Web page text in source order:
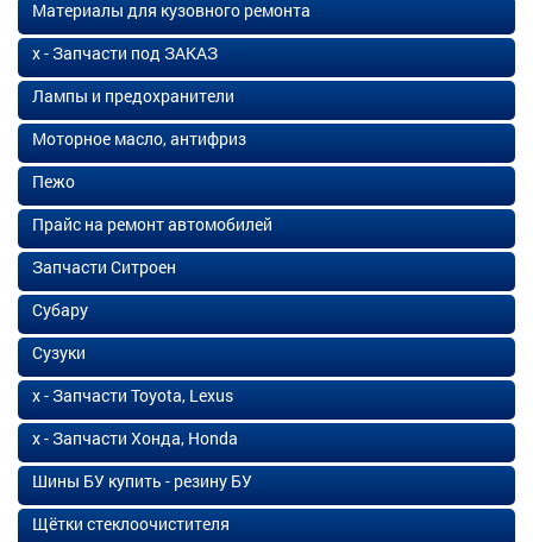
Материалы для кузовного ремонта
х - Запчасти под ЗАКАЗ
Лампы и предохранители
Моторное масло, антифриз
Пежо
Прайс на ремонт автомобилей
Запчасти Ситроен
Субару
Сузуки
х - Запчасти Toyota, Lexus
х - Запчасти Хонда, Honda
Шины БУ купить - резину БУ
Щётки стеклоочистителя